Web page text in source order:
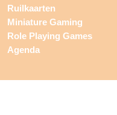
Ruilkaarten
Miniature Gaming
Role Playing Games
Agenda